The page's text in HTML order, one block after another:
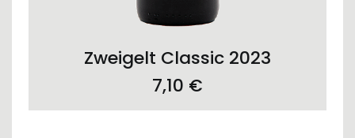
ADD TO CART
Zweigelt Classic 2023
7,10 €